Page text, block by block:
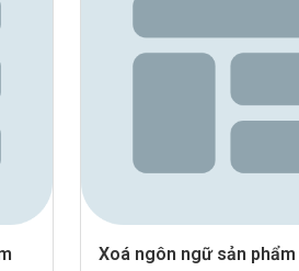
Xoá ngôn ngữ sản phẩm